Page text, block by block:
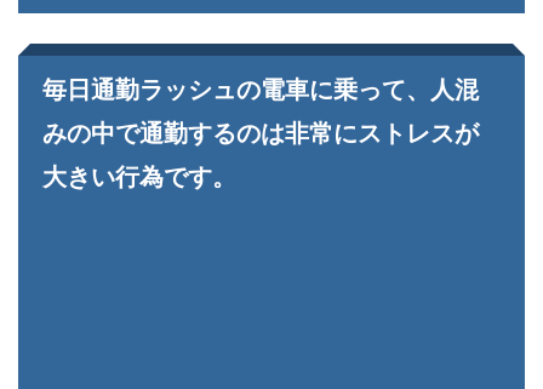
毎日通勤ラッシュの電車に乗って、人混
みの中で通勤するのは非常にストレスが
大きい行為です。